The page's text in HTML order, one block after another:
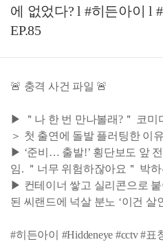
에 없었다? l #히든아이 l
EP.85
🚨 충격 사건 파일 🚨
▶ ＂나 한 번 만나볼래?＂ 코미
＞ 첫 출연에 돌발 플러팅한 이
▶ ‘준비… 출발!’ 횡단보도 앞
임. ＂너무 위험하잖아요＂ 박
▶ 컨테이너 쌓고 실리콘으로
된 씨랜드에 넉살 분노 ‘이건 살
#히든아이 #Hiddeneye #cctv #